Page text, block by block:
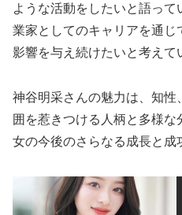
ような活動をしたいと語っ
業家としてのキャリアを通
影響を与え続けたいと考えて
神谷明采さんの魅力は、知性
囲を惹きつける人柄と多様
女の今後のさらなる成長と成